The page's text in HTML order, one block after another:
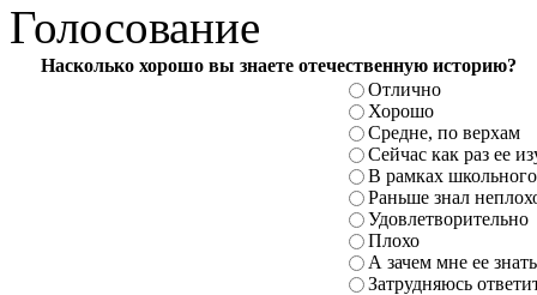
Голосование
Насколько хорошо вы знаете отечественную историю?
Отлично
Хорошо
Средне, по верхам
Сейчас как раз ее
В рамках
Раньше знал
Удовлетворительно
Плохо
А зачем мне ее
Затрудняюсь